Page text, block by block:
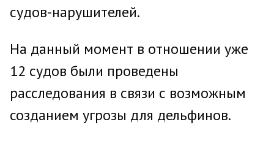
судов-нарушителей.
На данный момент в отношении уже
12 судов были проведены
расследования в связи с возможным
созданием угрозы для дельфинов.